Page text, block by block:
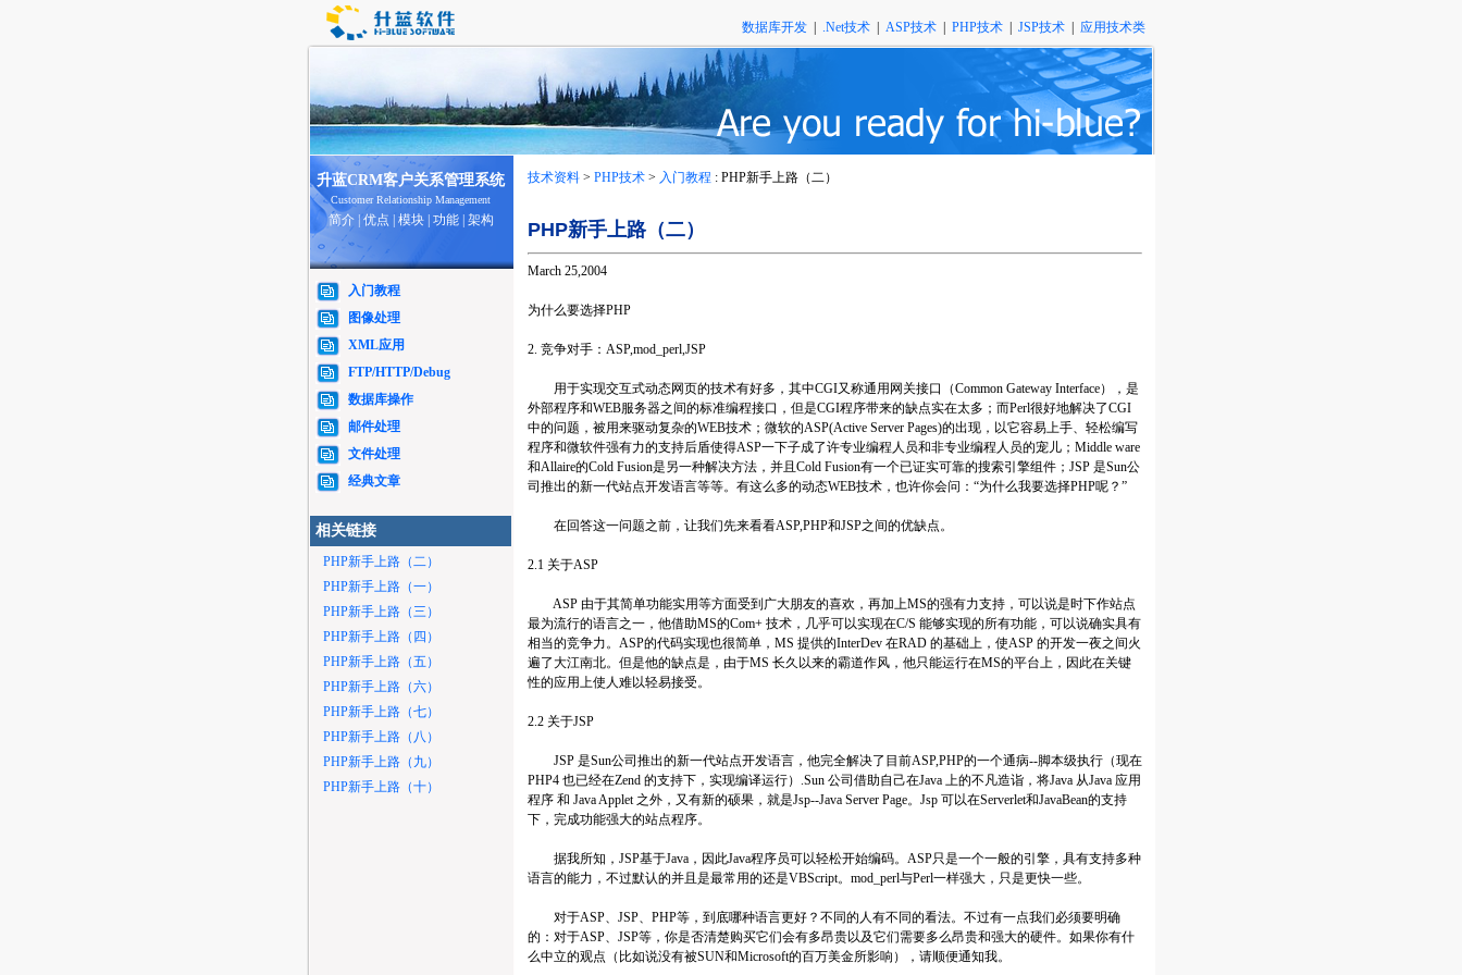
数据库开发 .Net技术 ASP技术 PHP技术 JSP技术 应用技术类
升蓝CRM客户关系管理系统
Customer Relationship Management
简介|优点 模块| 功能| 架构
入门教程
图像处理
XML应用
FTP/HTTP/Debug
数据库操作
邮件处理
文件处理
经典文章
相关链接
PHP新手上路（二）
PHP新手上路（一）
PHP新手上路（三）
PHP新手上路（四）
PHP新手上路（五）
PHP新手上路（六）
PHP新手上路（七）
PHP新手上路（八）
PHP新手上路（九）
PHP新手上路（十）
技术资料 > PHP技术 > 入门教程 : PHP新手上路（二）
PHP新手上路（二）
March 25,2004
为什么要选择PHP
2. 竞争对手：ASP,mod_perl,JSP
用于实现交互式动态网页的技术有好多，其中CGI又称通用网关接口（Common Gateway Interface），是
外部程序和WEB服务器之间的标准编程接口，但是CGI程序带来的缺点实在太多；而Perl很好地解决了CGI
中的问题，被用来驱动复杂的WEB技术；微软的ASP(Active Server Pages)的出现，以它容易上手、轻松编写
程序和微软件强有力的支持后盾使得ASP一下子成了许专业编程人员和非专业编程人员的宠儿；Middle ware
和Allaire的Cold Fusion是另一种解决方法，并且Cold Fusion有一个已证实可靠的搜索引擎组件；JSP 是Sun公
司推出的新一代站点开发语言等等。有这么多的动态WEB技术，也许你会问：“为什么我要选择PHP呢？”
在回答这一问题之前，让我们先来看看ASP,PHP和JSP之间的优缺点。
2.1 关于ASP
ASP 由于其简单功能实用等方面受到广大朋友的喜欢，再加上MS的强有力支持，可以说是时下作站点
最为流行的语言之一，他借助MS的Com+ 技术，几乎可以实现在C/S 能够实现的所有功能，可以说确实具有
相当的竞争力。ASP的代码实现也很简单，MS 提供的InterDev 在RAD 的基础上，使ASP 的开发一夜之间火
遍了大江南北。但是他的缺点是，由于MS 长久以来的霸道作风，他只能运行在MS的平台上，因此在关键
性的应用上使人难以轻易接受。
2.2 关于JSP
JSP 是Sun公司推出的新一代站点开发语言，他完全解决了目前ASP,PHP的一个通病--脚本级执行（现在
PHP4 也已经在Zend 的支持下，实现编译运行）.Sun 公司借助自己在Java 上的不凡造诣，将Java 从Java 应用
程序 和 Java Applet 之外，又有新的硕果，就是Jsp--Java Server Page。Jsp 可以在Serverlet和JavaBean的支持
下，完成功能强大的站点程序。
据我所知，JSP基于Java，因此Java程序员可以轻松开始编码。ASP只是一个一般的引擎，具有支持多种
语言的能力，不过默认的并且是最常用的还是VBScript。mod_perl与Perl一样强大，只是更快一些。
对于ASP、JSP、PHP等，到底哪种语言更好？不同的人有不同的看法。不过有一点我们必须要明确
的：对于ASP、JSP等，你是否清楚购买它们会有多昂贵以及它们需要多么昂贵和强大的硬件。如果你有什
么中立的观点（比如说没有被SUN和Microsoft的百万美金所影响），请顺便通知我。